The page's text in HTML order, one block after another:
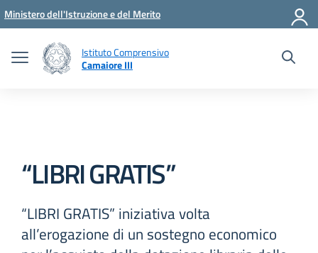
Vai ai contenuti
Vai al menu di navigazione
Vai al footer
Ministero dell'Istruzione e del Merito
Istituto Comprensivo
Camaiore III
“LIBRI GRATIS”
“LIBRI GRATIS” iniziativa volta
all’erogazione di un sostegno economico